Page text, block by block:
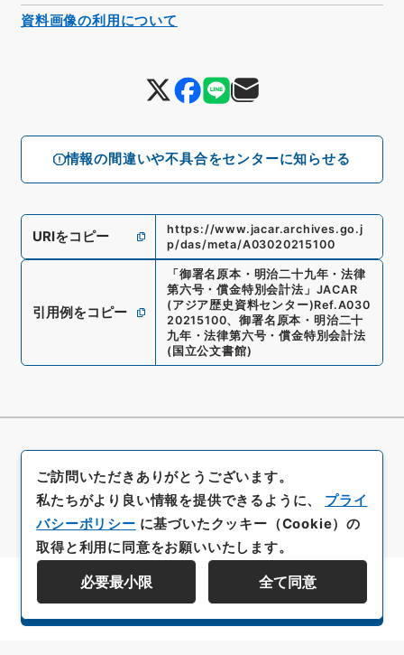
情報の間違いや不具合をセンターに知らせる
URIをコピー
https://www.jacar.archives.go.j
p/das/meta/A03020215100
引用例をコピー
「 御署名原本・明治二十九年・法律
第六号・償金特別会計法 」 JACAR
(アジア歴史資料センター)Ref.A030
20215100、御署名原本・明治二十
九年・法律第六号・償金特別会計法
( 国立公文書館)
資料画像の利用について
資料群階層を表示する
ご訪問いただきありがとうございます。
私たちがより良い情報を提供できるように、 プライ
バシーポリシー に基づいたクッキー（Cookie）の
取得と利用に同意をお願いいたします。
必要最小限 全て同意